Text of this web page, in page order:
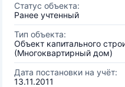
Статус объекта:
Ранее учтенный
Тип объекта:
Объект капитального
(Многоквартирный дом)
Дата постановки на учёт:
13.11.2011